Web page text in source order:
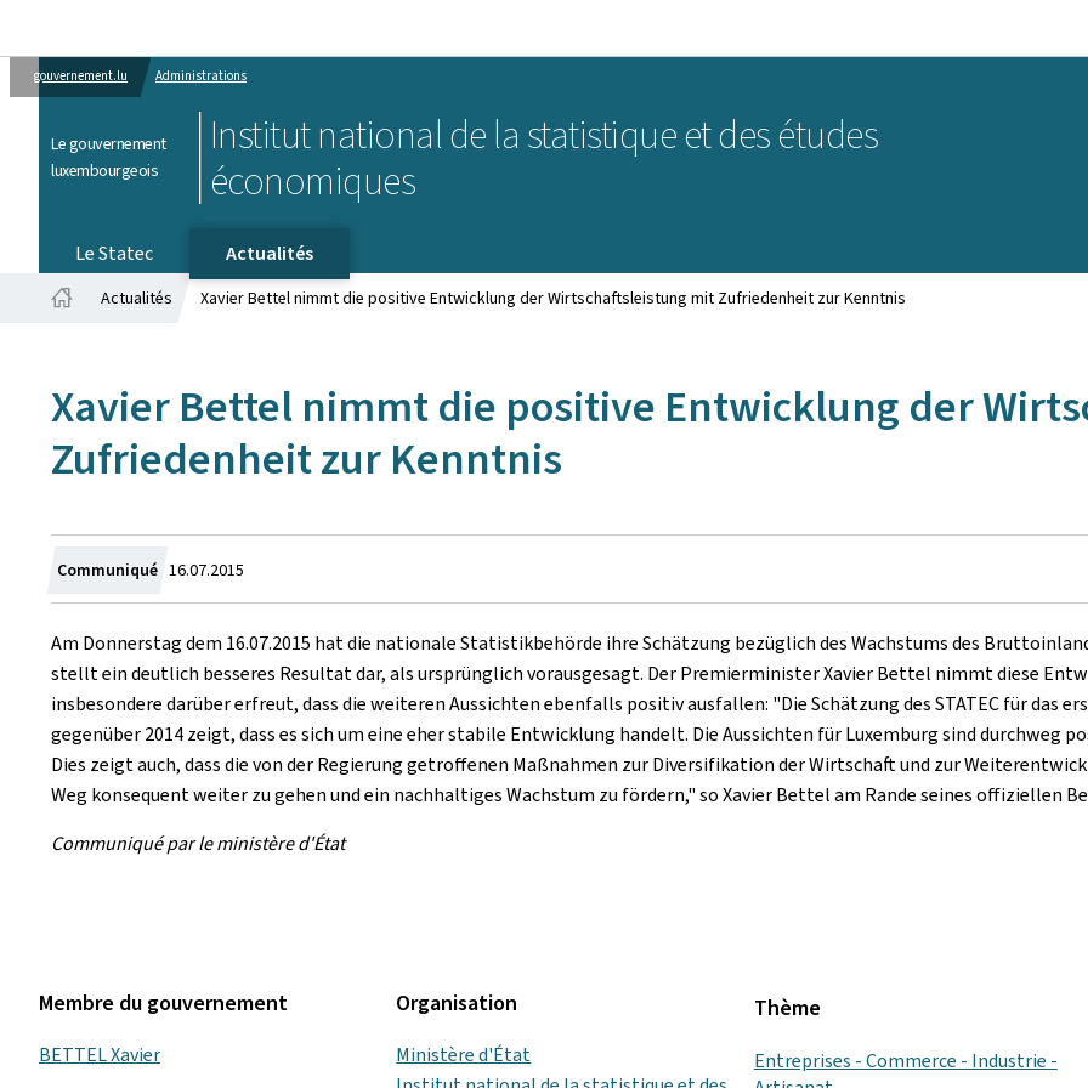
gouvernement.lu Administrations
Le gouvernement
luxembourgeois
Institut national de la statistique et des études
économiques
Le Statec
Actualités
Actualités Xavier Bettel nimmt die positive Entwicklung der Wirtschaftsleistung mit Zufriedenheit zur Kenntnis
Xavier Bettel nimmt die positive Entwicklung der
Zufriedenheit zur Kenntnis
Communiqué Crée
le
16.07.2015
Am Donnerstag dem 16.07.2015 hat die nationale Statistikbehörde ihre Schätzung bezüglich des Wachstums des
stellt ein deutlich besseres Resultat dar, als ursprünglich vorausgesagt. Der Premierminister Xavier Bettel nimmt diese
insbesondere darüber erfreut, dass die weiteren Aussichten ebenfalls positiv ausfallen: "Die Schätzung des STATEC für das
gegenüber 2014 zeigt, dass es sich um eine eher stabile Entwicklung handelt. Die Aussichten für Luxemburg sind durchweg
Dies zeigt auch, dass die von der Regierung getroffenen Maßnahmen zur Diversifikation der Wirtschaft und zur
Weg konsequent weiter zu gehen und ein nachhaltiges Wachstum zu fördern," so Xavier Bettel am Rande seines offiziellen
Communiqué par le ministère d'État
Membre du gouvernement
BETTEL Xavier
Organisation
Ministère d'État
Thème
Entreprises - Commerce - Industrie -